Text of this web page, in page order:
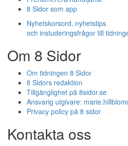
8 Sidor som app
Nyhetskorsord, nyhetstips
och instuderingsfrågor till
Om 8 Sidor
Om tidningen 8 Sidor
8 Sidors redaktion
Tillgänglighet på 8sidor.se
Ansvarig utgivare:
Privacy policy på 8 sidor
Kontakta oss